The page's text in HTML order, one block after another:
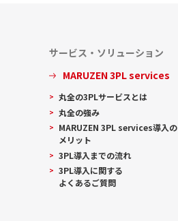
サービス・ソリューション
MARUZEN 3PL services
丸全の3PLサービスとは
丸全の強み
MARUZEN 3PL services導入の
メリット
3PL導入までの流れ
3PL導入に関する
よくあるご質問